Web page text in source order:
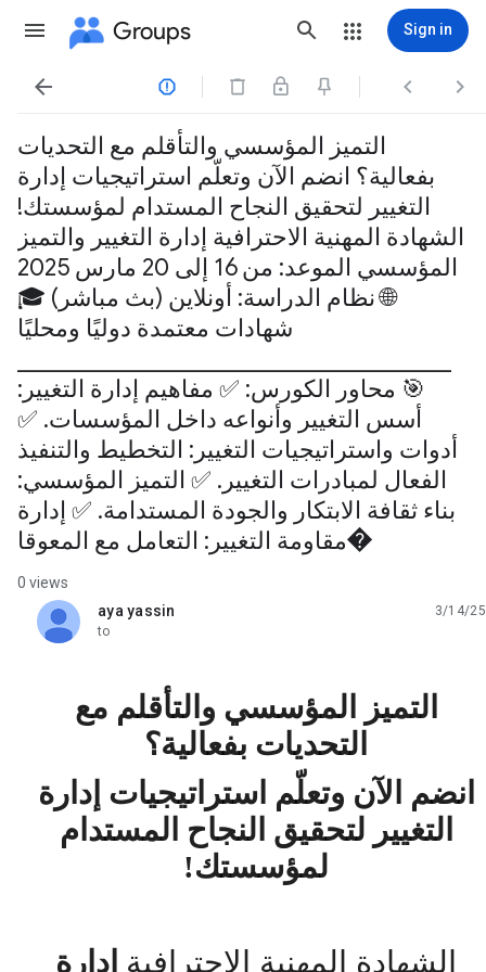
Groups Sign in
   
التميز المؤسسي والتأقلم مع التحديات
بفعالية؟ انضم الآن وتعلّم استراتيجيات إدارة
التغيير لتحقيق النجاح المستدام لمؤسستك!
الشهادة المهنية الاحترافية إدارة التغيير والتميز
المؤسسي الموعد: من 16 إلى 20 مارس 2025
🌐 نظام الدراسة: أونلاين (بث مباشر) 🎓
شهادات معتمدة دوليًا ومحليًا
🎯 محاور الكورس: ✅ مفاهيم إدارة التغيير:
أسس التغيير وأنواعه داخل المؤسسات. ✅
أدوات واستراتيجيات التغيير: التخطيط والتنفيذ
الفعال لمبادرات التغيير. ✅ التميز المؤسسي:
بناء ثقافة الابتكار والجودة المستدامة. ✅ إدارة
مقاومة التغيير: التعامل مع المعوقا�
0 views
aya yassin
unread,
3/14/25
to
التميز المؤسسي والتأقلم مع
التحديات بفعالية؟
انضم الآن وتعلّم استراتيجيات إدارة
التغيير لتحقيق النجاح المستدام
لمؤسستك!
الشهادة المهنية الاحترافية إدارة